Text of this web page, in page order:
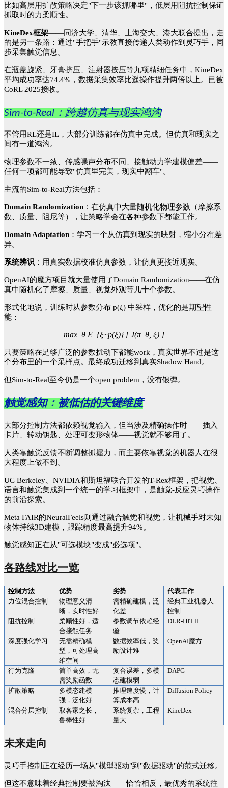
比如高层用扩散策略决定"下一步该抓哪里"，低层用阻抗控制保证
抓取时的力柔顺性。
KineDex框架——同济大学、清华、上海交大、港大联合提出，走
的是另一条路：通过"手把手"示教直接传递人类动作到灵巧手，同
步采集触觉信息。
在瓶盖旋紧、牙膏挤压、注射器按压等九项精细任务中， KineDex
平均成功率达74.4%，数据采集效率比遥操作提升两倍以上。已被
CoRL 2025接收。
Sim-to-Real ：跨越仿真与现实鸿沟
不管用RL还是IL，大部分训练都在仿真中完成。但仿真和现实之
间有一道鸿沟。
物理参数不一致、传感噪声分布不同、接触动力学建模偏差——
任何一项都可能导致"仿真里完美，现实中翻车"。
主流的Sim-to-Real方法包括：
Domain Randomization ：在仿真中大量随机化物理参数（摩擦系
数、质量、阻尼等），让策略学会在各种参数下都能工作。
Domain Adaptation ：学习一个从仿真到现实的映射，缩小分布差
异。
系统辨识 ：用真实数据校准仿真参数，让仿真更接近现实。
OpenAI的魔方项目就大量使用了Domain Randomization——在仿
真中随机化了摩擦、质量、视觉外观等几十个参数。
形式化地说，训练时从参数分布 p(ξ) 中采样，优化的是期望性
能：
max_θ E_{ξ~p(ξ)} [ J(π_θ, ξ) ]
只要策略在足够广泛的参数扰动下都能work，真实世界不过是这
个分布里的一个采样点。最终成功迁移到真实Shadow Hand。
但Sim-to-Real至今仍是一个open problem，没有银弹。
触觉感知：被低估的关键维度
大部分控制方法都依赖视觉输入，但当涉及精确操作时——插入
卡片、转动钥匙、处理可变形物体——视觉就不够用了。
人类靠触觉反馈不断调整抓握力，而主要依靠视觉的机器人在很
大程度上做不到。
UC Berkeley、NVIDIA和斯坦福联合开发的T-Rex框架，把视觉、
语言和触觉集成到一个统一的学习框架中，是触觉-反应灵巧操作
的前沿探索。
Meta FAIR的NeuralFeels则通过融合触觉和视觉，让机械手对未知
物体持续3D建模，跟踪精度最高提升94%。
触觉感知正在从"可选模块"变成"必选项"。
各路线对比一览
控制方法 优势 劣势
代表工作
力位混合控制
物理意义清
晰，实时性好
需精确建模，泛
化差
经典工业机器人
控制
阻抗控制
柔顺性好，适
合接触任务
参数调节依赖经
验
DLR-HIT II
深度强化学习
无需精确模
型，可处理高
维空间
数据效率低，奖
励设计难
OpenAI魔方
行为克隆
简单高效，无
需奖励函数
复合误差，多模
态建模弱
DAPG
扩散策略
多模态建模
强，泛化好
推理速度慢，计
算成本高
Diffusion Policy
混合分层控制
取各家之长，
鲁棒性好
系统复杂，工程
量大
KineDex
未来走向
灵巧手控制正在经历一场从"模型驱动"到"数据驱动"的范式迁移。
但这不意味着经典控制要被淘汰——恰恰相反，最优秀的系统往